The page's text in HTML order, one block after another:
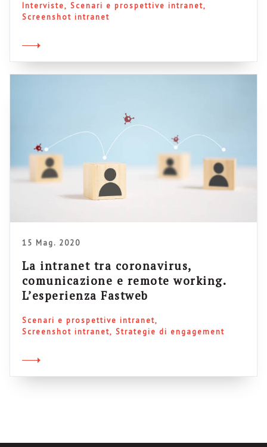
Interviste
Scenari e prospettive intranet
Screenshot intranet
15 Mag. 2020
La intranet tra coronavirus,
comunicazione e remote working.
L’esperienza Fastweb
Scenari e prospettive intranet
Screenshot intranet
Strategie di engagement